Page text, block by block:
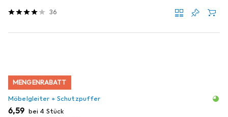
36
MENGENRABATT
Möbelgleiter + Schutzpuffer
EUR
6,59 bei 4 Stück